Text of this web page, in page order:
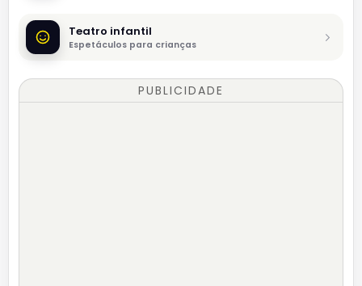
Teatro infantil
Espetáculos para crianças
PUBLICIDADE